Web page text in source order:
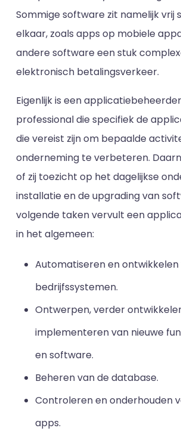
Sommige software zit namelijk vrij
elkaar, zoals apps op mobiele
andere software een stuk
elektronisch betalingsverkeer.
Eigenlijk is een
professional die specifiek de
die vereist zijn om bepaalde
onderneming te verbeteren.
of zij toezicht op het dagelijkse
installatie en de upgrading van
volgende taken vervult een
in het algemeen:
Automatiseren en ontwikkelen
bedrijfssystemen.
Ontwerpen, verder
implementeren van nieuwe
en software.
Beheren van de database.
Controleren en onderhouden
apps.